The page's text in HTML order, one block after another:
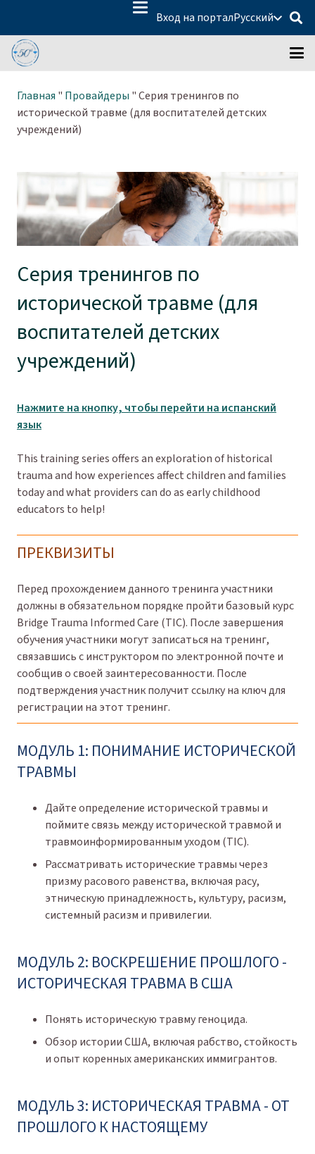
Вход на порталРусский
Главная " Провайдеры "Серия тренингов по
исторической травме (для воспитателей детских
учреждений)
Серия тренингов по
исторической травме (для
воспитателей детских
учреждений)
Нажмите на кнопку, чтобы перейти на испанский
язык
This training series offers an exploration of historical
trauma and how experiences affect children and families
today and what providers can do as early childhood
educators to help!
ПРЕКВИЗИТЫ
Перед прохождением данного тренинга участники
должны в обязательном порядке пройти базовый курс
Bridge Trauma Informed Care (TIC). После завершения
обучения участники могут записаться на тренинг,
связавшись с инструктором по электронной почте и
сообщив о своей заинтересованности. После
подтверждения участник получит ссылку на ключ для
регистрации на этот тренинг.
МОДУЛЬ 1: ПОНИМАНИЕ ИСТОРИЧЕСКОЙ
ТРАВМЫ
Дайте определение исторической травмы и
поймите связь между исторической травмой и
травмоинформированным уходом (TIC).
Рассматривать исторические травмы через
призму расового равенства, включая расу,
этническую принадлежность, культуру, расизм,
системный расизм и привилегии.
МОДУЛЬ 2: ВОСКРЕШЕНИЕ ПРОШЛОГО -
ИСТОРИЧЕСКАЯ ТРАВМА В США
Понять историческую травму геноцида.
Обзор истории США, включая рабство, стойкость
и опыт коренных американских иммигрантов.
МОДУЛЬ 3: ИСТОРИЧЕСКАЯ ТРАВМА - ОТ
ПРОШЛОГО К НАСТОЯЩЕМУ